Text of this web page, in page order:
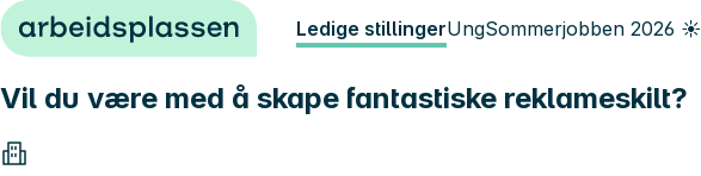
Hopp til innhold Ledige stillingerUngSommerjobben 2026 ☀️
Vil du være med å skape fantastiske reklameskilt?